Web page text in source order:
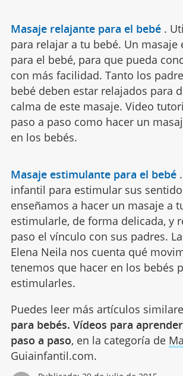
Masaje relajante para el bebé .
para relajar a tu bebé. Un masaje
para el bebé, para que pueda
con más facilidad. Tanto los
bebé deben estar relajados para
calma de este masaje. Video
paso a paso como hacer un
en los bebés.
Masaje estimulante para el bebé .
infantil para estimular sus
enseñamos a hacer un masaje a
estimularle, de forma delicada, y
paso el vínculo con sus padres.
Elena Neila nos cuenta qué
tenemos que hacer en los bebés
estimularles.
Puedes leer más artículos
para bebés. Vídeos para
paso a paso, en la categoría de
Guiainfantil.com.